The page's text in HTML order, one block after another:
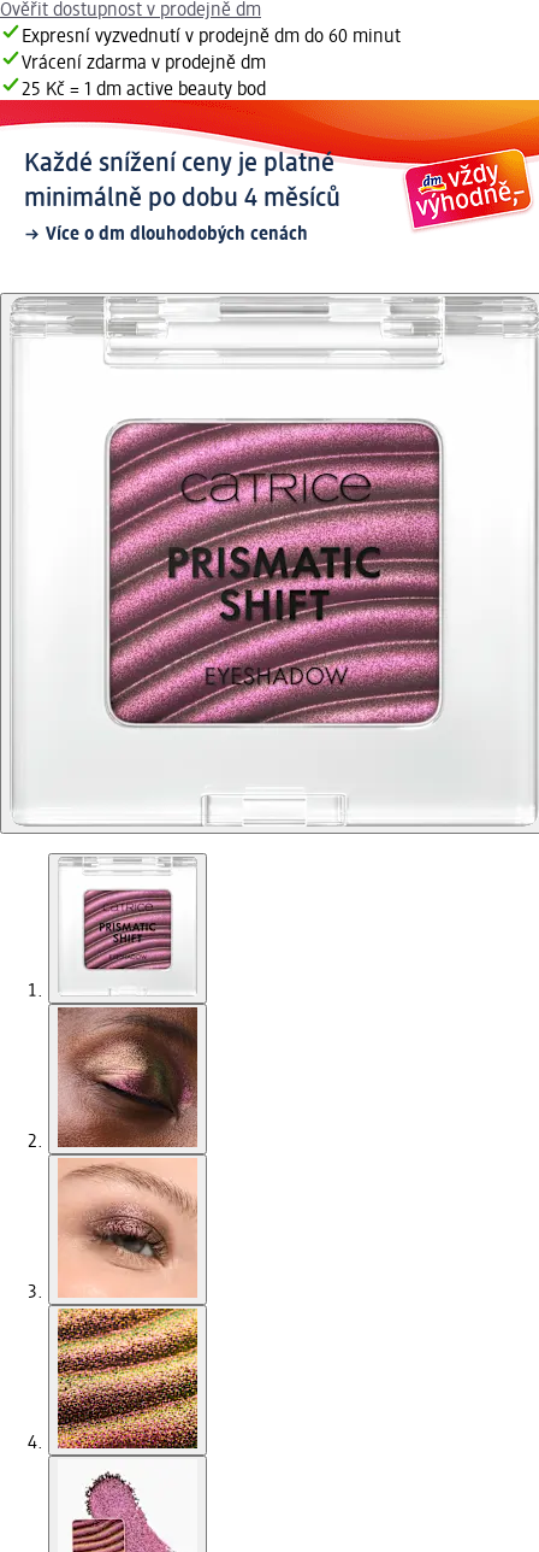
Ověřit dostupnost v prodejně dm
Expresní vyzvednutí v prodejně dm do 60 minut
Vrácení zdarma v prodejně dm
25 Kč = 1 dm active beauty bod
Každé snížení ceny je platné
minimálně po dobu 4 měsíců
Více o dm dlouhodobých cenách